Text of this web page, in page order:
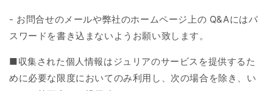
- お問合せのメールや弊社のホームページ上の Q&Aにはパ
スワードを書き込まないようお願い致します。
■収集された個人情報はジュリアのサービスを提供するた
めに必要な限度においてのみ利用し、次の場合を除き、い